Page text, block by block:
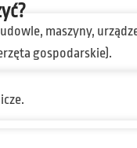
maszyny,
gospodarskie).